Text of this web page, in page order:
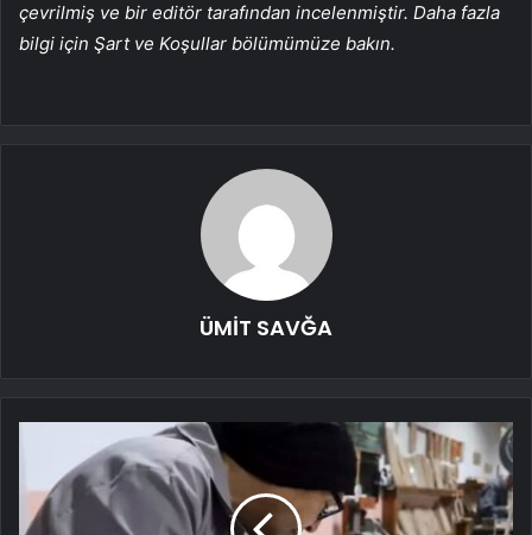
çevrilmiş ve bir editör tarafından incelenmiştir. Daha fazla
bilgi için Şart ve Koşullar bölümümüze bakın.
ÜMİT SAVĞA